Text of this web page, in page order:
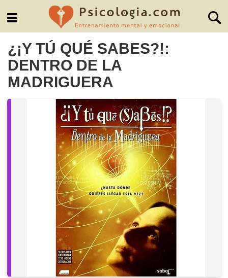
¿¡Y TÚ QUÉ SABES?!:
DENTRO DE LA
MADRIGUERA